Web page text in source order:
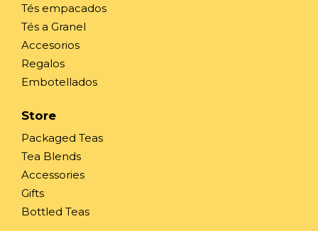
Tés empacados
Tés a Granel
Accesorios
Regalos
Embotellados
Store
Packaged Teas
Tea Blends
Accessories
Gifts
Bottled Teas